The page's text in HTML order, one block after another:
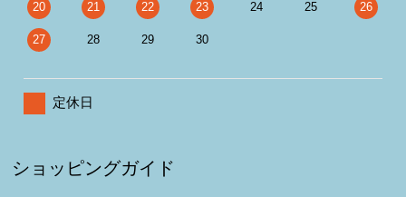
20 21 22 23 24 25 26
27 28 29 30
定休日
ショッピングガイド